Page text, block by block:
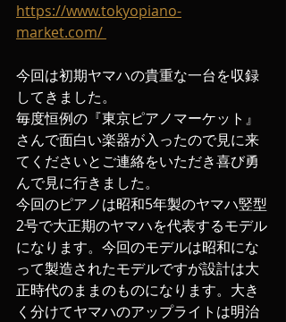
https://www.tokyopiano-
market.com/
今回は初期ヤマハの貴重な一台を収録
してきました。
毎度恒例の『東京ピアノマーケット』
さんで面白い楽器が入ったので見に来
てくださいとご連絡をいただき喜び勇
んで見に行きました。
今回のピアノは昭和5年製のヤマハ竪型
2号で大正期のヤマハを代表するモデル
になります。今回のモデルは昭和にな
って製造されたモデルですが設計は大
正時代のままのものになります。大き
く分けてヤマハのアップライトは明治